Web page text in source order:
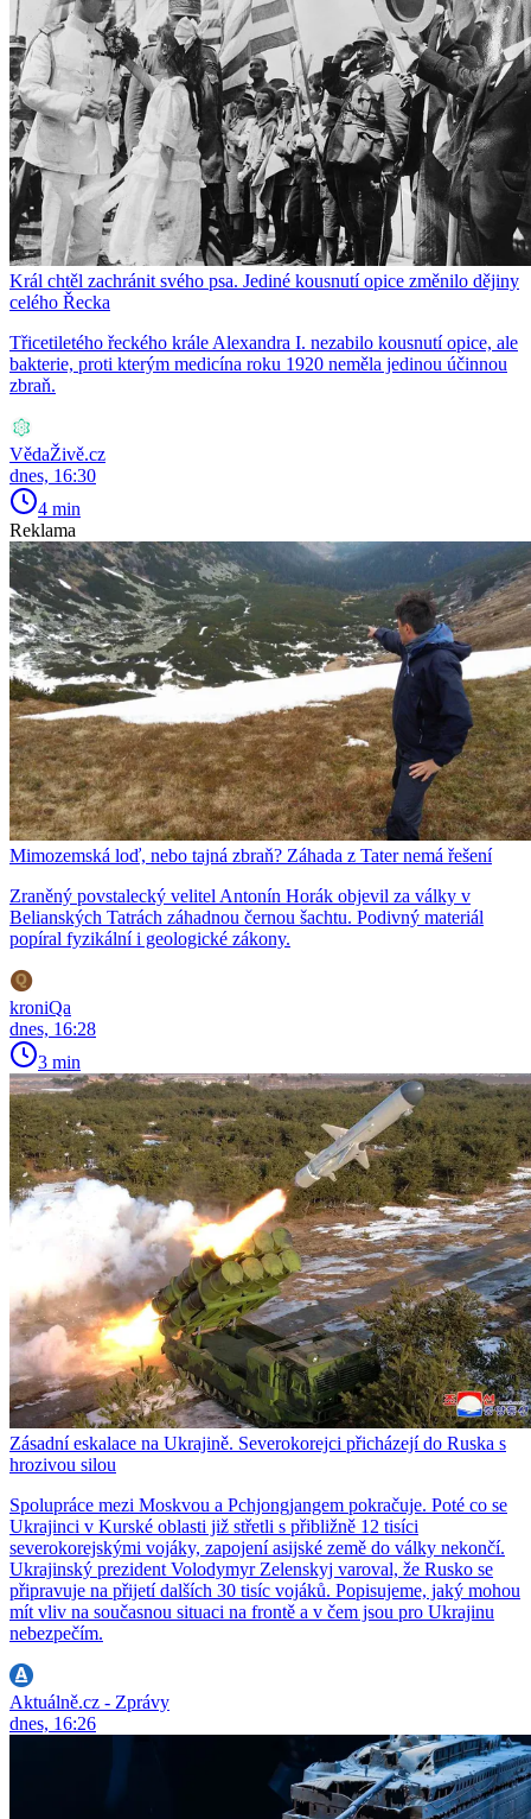
Král chtěl zachránit svého psa. Jediné kousnutí opice změnilo dějiny
celého Řecka
Třicetiletého řeckého krále Alexandra I. nezabilo kousnutí opice, ale
bakterie, proti kterým medicína roku 1920 neměla jedinou účinnou
zbraň.
VědaŽivě.cz
dnes, 16:30
4 min
Reklama
Mimozemská loď, nebo tajná zbraň? Záhada z Tater nemá řešení
Zraněný povstalecký velitel Antonín Horák objevil za války v
Belianských Tatrách záhadnou černou šachtu. Podivný materiál
popíral fyzikální i geologické zákony.
kroniQa
dnes, 16:28
3 min
Zásadní eskalace na Ukrajině. Severokorejci přicházejí do Ruska s
hrozivou silou
Spolupráce mezi Moskvou a Pchjongjangem pokračuje. Poté co se
Ukrajinci v Kurské oblasti již střetli s přibližně 12 tisíci
severokorejskými vojáky, zapojení asijské země do války nekončí.
Ukrajinský prezident Volodymyr Zelenskyj varoval, že Rusko se
připravuje na přijetí dalších 30 tisíc vojáků. Popisujeme, jaký mohou
mít vliv na současnou situaci na frontě a v čem jsou pro Ukrajinu
nebezpečím.
Aktuálně.cz - Zprávy
dnes, 16:26